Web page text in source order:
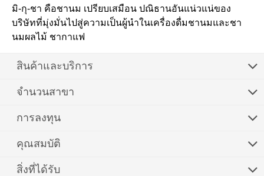
มิ-กุ-ชา คือชานม เปรียบเสมือน ปณิธานอันแน่วแน่ของ
บริษัทที่มุ่งมั่นไปสู่ความเป็นผู้นำในเครื่องดื่มชานมและชา
นมผลไม้ ชากาแฟ
สินค้าและบริการ
จำนวนสาขา
การลงทุน
คุณสมบัติ
สิ่งที่ได้รับ